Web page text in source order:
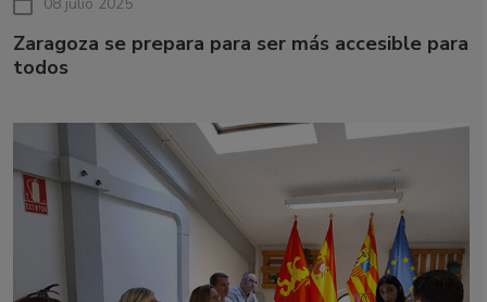
Zaragoza se prepara para ser más accesible para
todos